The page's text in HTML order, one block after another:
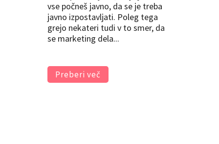
vse počneš javno, da se je treba
javno izpostavljati. Poleg tega
grejo nekateri tudi v to smer, da
se marketing dela...
Preberi več